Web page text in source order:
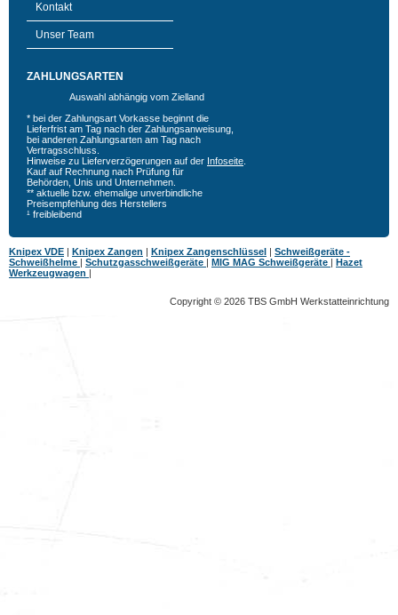
Kontakt
Unser Team
ZAHLUNGSARTEN
Auswahl abhängig vom Zielland
* bei der Zahlungsart Vorkasse beginnt die
Lieferfrist am Tag nach der Zahlungsanweisung,
bei anderen Zahlungsarten am Tag nach
Vertragsschluss.
Hinweise zu Lieferverzögerungen auf der Infoseite
Kauf auf Rechnung nach Prüfung für
Behörden, Unis und Unternehmen.
** aktuelle bzw. ehemalige unverbindliche
Preisempfehlung des Herstellers
¹ freibleibend
Knipex VDE | Knipex Zangen | Knipex Zangenschlüssel | Schweißgeräte -
Schweißhelme | Schutzgasschweißgeräte | MIG MAG Schweißgeräte | Hazet
Werkzeugwagen |
Copyright © 2026 TBS GmbH Werkstatteinrichtung